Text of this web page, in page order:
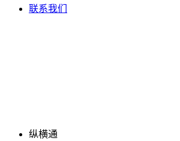
联系我们
纵横通